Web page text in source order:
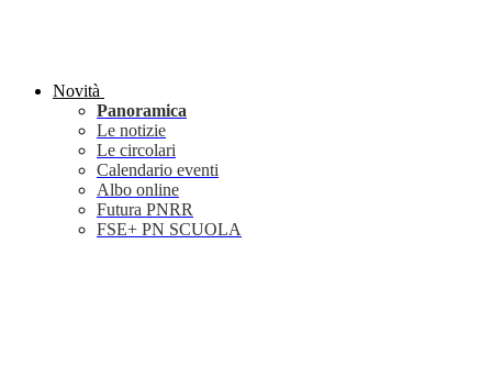
Novità
Panoramica
Le notizie
Le circolari
Calendario eventi
Albo online
Futura PNRR
FSE+ PN SCUOLA